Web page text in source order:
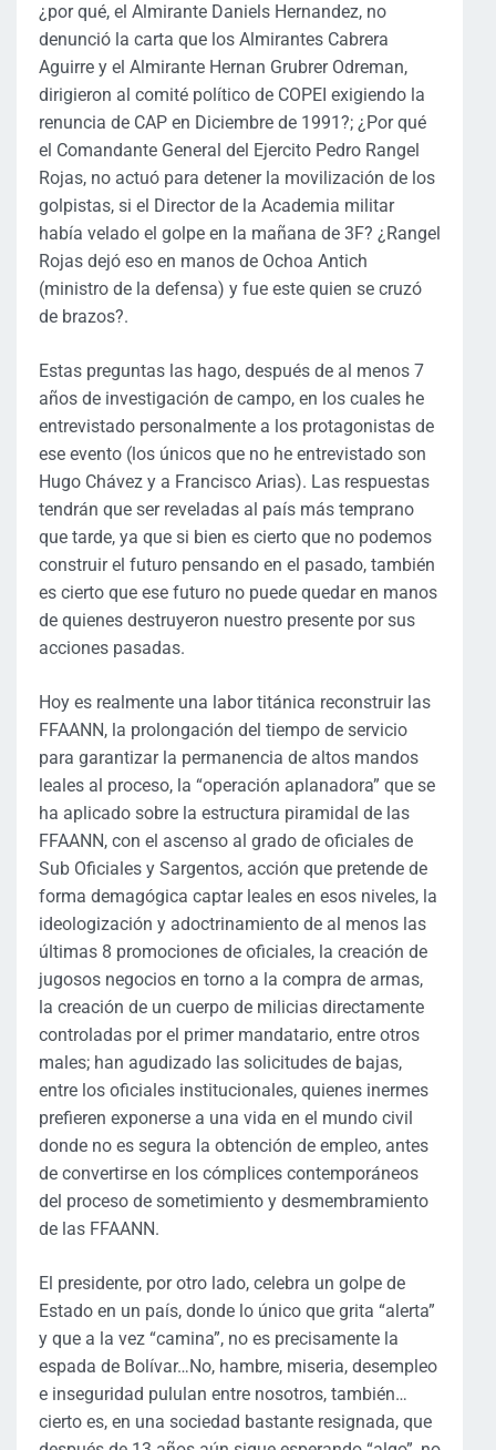
¿por qué, el Almirante Daniels Hernandez, no
denunció la carta que los Almirantes Cabrera
Aguirre y el Almirante Hernan Grubrer Odreman,
dirigieron al comité político de COPEI exigiendo la
renuncia de CAP en Diciembre de 1991?; ¿Por qué
el Comandante General del Ejercito Pedro Rangel
Rojas, no actuó para detener la movilización de los
golpistas, si el Director de la Academia militar
había velado el golpe en la mañana de 3F? ¿Rangel
Rojas dejó eso en manos de Ochoa Antich
(ministro de la defensa) y fue este quien se cruzó
de brazos?.
Estas preguntas las hago, después de al menos 7
años de investigación de campo, en los cuales he
entrevistado personalmente a los protagonistas de
ese evento (los únicos que no he entrevistado son
Hugo Chávez y a Francisco Arias). Las respuestas
tendrán que ser reveladas al país más temprano
que tarde, ya que si bien es cierto que no podemos
construir el futuro pensando en el pasado, también
es cierto que ese futuro no puede quedar en manos
de quienes destruyeron nuestro presente por sus
acciones pasadas.
Hoy es realmente una labor titánica reconstruir las
FFAANN, la prolongación del tiempo de servicio
para garantizar la permanencia de altos mandos
leales al proceso, la “operación aplanadora” que se
ha aplicado sobre la estructura piramidal de las
FFAANN, con el ascenso al grado de oficiales de
Sub Oficiales y Sargentos, acción que pretende de
forma demagógica captar leales en esos niveles, la
ideologización y adoctrinamiento de al menos las
últimas 8 promociones de oficiales, la creación de
jugosos negocios en torno a la compra de armas,
la creación de un cuerpo de milicias directamente
controladas por el primer mandatario, entre otros
males; han agudizado las solicitudes de bajas,
entre los oficiales institucionales, quienes inermes
prefieren exponerse a una vida en el mundo civil
donde no es segura la obtención de empleo, antes
de convertirse en los cómplices contemporáneos
del proceso de sometimiento y desmembramiento
de las FFAANN.
El presidente, por otro lado, celebra un golpe de
Estado en un país, donde lo único que grita “alerta”
y que a la vez “camina”, no es precisamente la
espada de Bolívar…No, hambre, miseria, desempleo
e inseguridad pululan entre nosotros, también…
cierto es, en una sociedad bastante resignada, que